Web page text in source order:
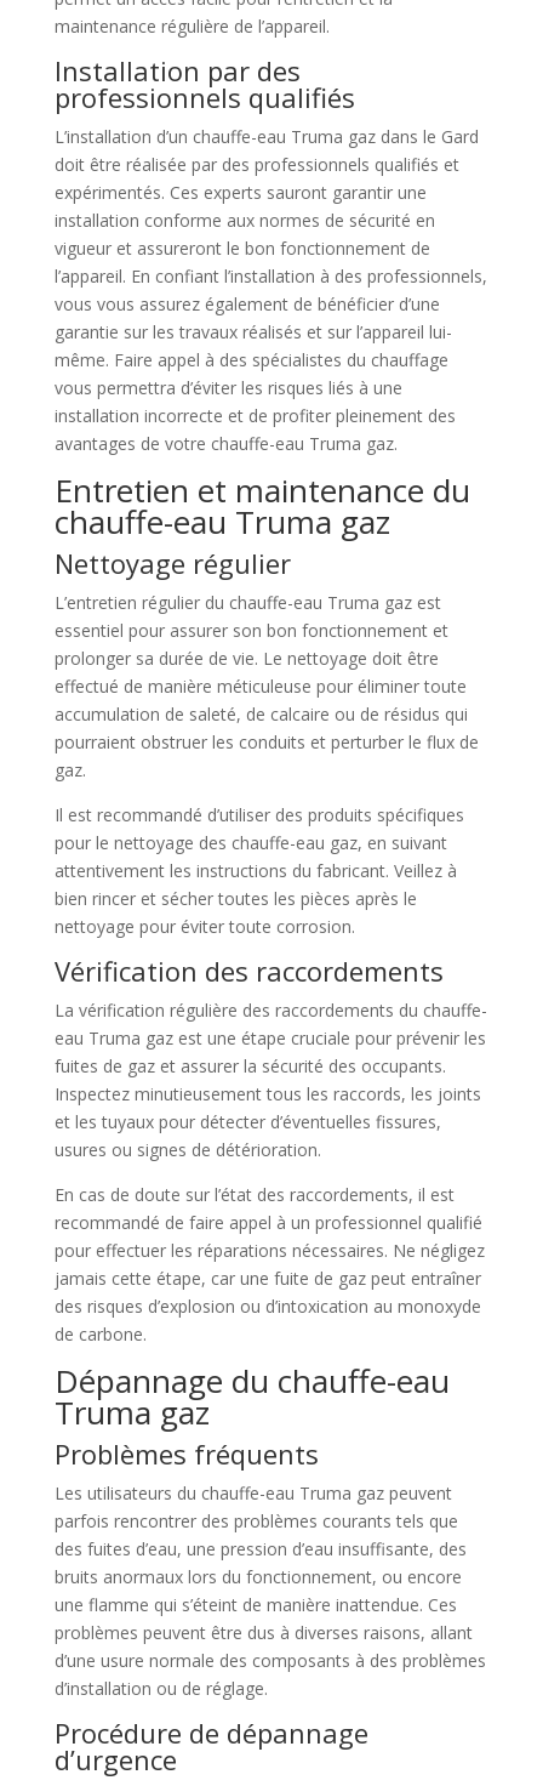
maintenance régulière de l’appareil.
Installation par des
professionnels qualifiés
L’installation d’un chauffe-eau Truma gaz dans le Gard
doit être réalisée par des professionnels qualifiés et
expérimentés. Ces experts sauront garantir une
installation conforme aux normes de sécurité en
vigueur et assureront le bon fonctionnement de
l’appareil. En confiant l’installation à des professionnels,
vous vous assurez également de bénéficier d’une
garantie sur les travaux réalisés et sur l’appareil lui-
même. Faire appel à des spécialistes du chauffage
vous permettra d’éviter les risques liés à une
installation incorrecte et de profiter pleinement des
avantages de votre chauffe-eau Truma gaz.
Entretien et maintenance du
chauffe-eau Truma gaz
Nettoyage régulier
L’entretien régulier du chauffe-eau Truma gaz est
essentiel pour assurer son bon fonctionnement et
prolonger sa durée de vie. Le nettoyage doit être
effectué de manière méticuleuse pour éliminer toute
accumulation de saleté, de calcaire ou de résidus qui
pourraient obstruer les conduits et perturber le flux de
gaz.
Il est recommandé d’utiliser des produits spécifiques
pour le nettoyage des chauffe-eau gaz, en suivant
attentivement les instructions du fabricant. Veillez à
bien rincer et sécher toutes les pièces après le
nettoyage pour éviter toute corrosion.
Vérification des raccordements
La vérification régulière des raccordements du chauffe-
eau Truma gaz est une étape cruciale pour prévenir les
fuites de gaz et assurer la sécurité des occupants.
Inspectez minutieusement tous les raccords, les joints
et les tuyaux pour détecter d’éventuelles fissures,
usures ou signes de détérioration.
En cas de doute sur l’état des raccordements, il est
recommandé de faire appel à un professionnel qualifié
pour effectuer les réparations nécessaires. Ne négligez
jamais cette étape, car une fuite de gaz peut entraîner
des risques d’explosion ou d’intoxication au monoxyde
de carbone.
Dépannage du chauffe-eau
Truma gaz
Problèmes fréquents
Les utilisateurs du chauffe-eau Truma gaz peuvent
parfois rencontrer des problèmes courants tels que
des fuites d’eau, une pression d’eau insuffisante, des
bruits anormaux lors du fonctionnement, ou encore
une flamme qui s’éteint de manière inattendue. Ces
problèmes peuvent être dus à diverses raisons, allant
d’une usure normale des composants à des problèmes
d’installation ou de réglage.
Procédure de dépannage
d’urgence